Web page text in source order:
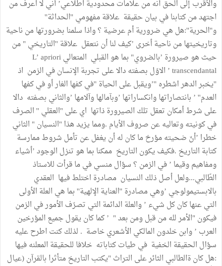
والأقرب إلى الحق أنه من علامات محدودية اطلاعي’ أني لا اعرف من
اجتهد من كتابنا في بيان حقيقة علاقة مفهومي ''الحداثة''
و''الحرية'':هل هي ضرورية أم عرضية ؟ واذا سلمنا بضرورتها من ناحية
وتاريخيتها من ناحية أخرى ’كيف لنا أن نتعقل علاقة ''التاريخي " من
حيث هو صيرورة ’بالضروي" بما هو القبلي المتعالي L’ apriori
transcendantal ’ الاوّل بصفته دالا على تجربة الإنسان في الزمن اذ
''يخبر الدهر اشطره ''’ويقبل على الحياة ''في كفها الغار أو في كفها
العدم'' ’ بانتصاراتها وانكساراتها ’وبآمالها وآلامها ’والثاني بصفته دالا
على شرط أمكان تعقل تلك الصيرورة ذاتها اي على "العقلي '' الصرف
في كونيته وتعاليه عن صروف الأيام .ومما يزيد هذا "النسيان " الثاني
خطرا ’أنّ ضحيته مؤرخ ما كان له أن يغفل عن تأمل شروط ممارسة
كتابة التاريخ .فكيف يكون التاريخ ممكنا بما هو تنزل الوجود ’أشياء
ومفاهيم وقيما ’ في الزمن ؟ سؤال منسي في ما قرأت للاستاذ
الطّالبي...ولعل أصل ذلك النسيان مصادرة اختلط فيها العقدي
بالابستيمولوجي ’وهي مصادرة ''العناية الإلهية'' بما هي العلة الأولى
التي عنها كان كل شيء ’ والعلة الدائمة التي تصرّف الأمور في الزمن
فيكون "الأمر لله من قبل ومن بعد " ’ كما كان يقول جميع المؤرخين
العرب ’ وابن خلدون المالكي الأشعري خاصة . لذلك كنت اطرح عليه
سؤال الحقيقة الخفية في طيات كتاباته خلافا للحقيقة المعلنه فيها
:هل كان ةالطالبي الثائر على التراث "يكتب التاريخ متأثرا بالقرآن (عيال